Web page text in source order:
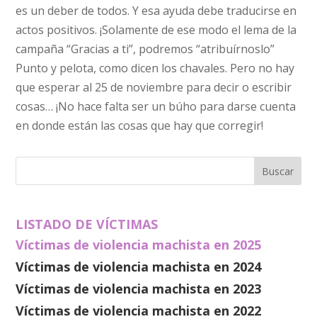
es un deber de todos. Y esa ayuda debe traducirse en
actos positivos. ¡Solamente de ese modo el lema de la
campaña “Gracias a ti”, podremos “atribuírnoslo”
Punto y pelota, como dicen los chavales. Pero no hay
que esperar al 25 de noviembre para decir o escribir
cosas… ¡No hace falta ser un búho para darse cuenta
en donde están las cosas que hay que corregir!
LISTADO DE VÍCTIMAS
Víctimas de violencia machista en 2025
Víctimas de violencia machista en 2024
Víctimas de violencia machista en 2023
Víctimas de violencia machista en 2022